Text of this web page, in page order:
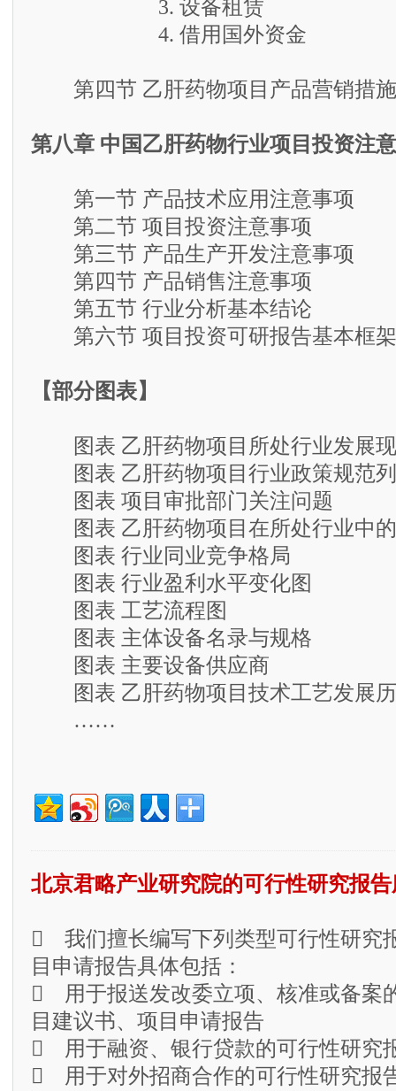
3. 设备租赁
4. 借用国外资金
第四节 乙肝药物项目产品营销措施
第八章 中国乙肝药物行业项目投资注
第一节 产品技术应用注意事项
第二节 项目投资注意事项
第三节 产品生产开发注意事项
第四节 产品销售注意事项
第五节 行业分析基本结论
第六节 项目投资可研报告基本框架
【部分图表】
图表 乙肝药物项目所处行业发展
图表 乙肝药物项目行业政策规范
图表 项目审批部门关注问题
图表 乙肝药物项目在所处行业中
图表 行业同业竞争格局
图表 行业盈利水平变化图
图表 工艺流程图
图表 主体设备名录与规格
图表 主要设备供应商
图表 乙肝药物项目技术工艺发展
……
北京君略产业研究院的可行性研究报
 我们擅长编写下列类型可行性研究
目申请报告具体包括：
 用于报送发改委立项、核准或备案
目建议书、项目申请报告
 用于融资、银行贷款的可行性研究
 用于对外招商合作的可行性研究报